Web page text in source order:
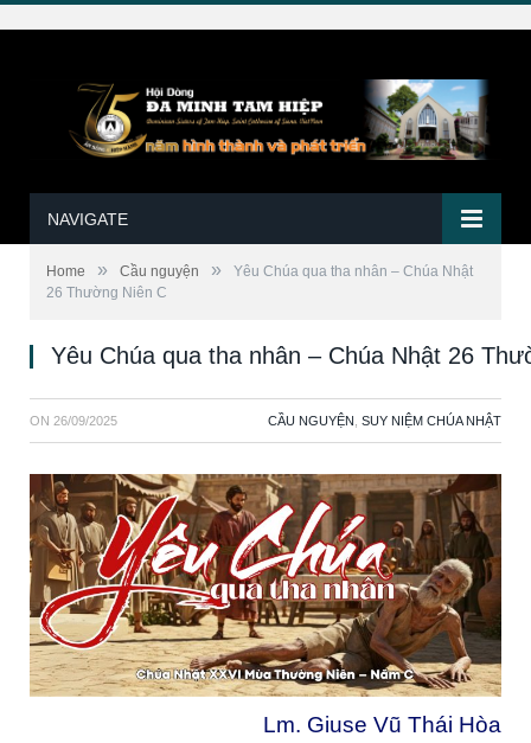
NAVIGATE
Home » Cầu nguyện »
Yêu Chúa qua tha nhân – Chúa Nhật
26 Thường Niên C
Yêu Chúa qua tha nhân – Chúa Nhật 26
ON 26/09/2025 CẦU NGUYỆN SUY NIỆM CHÚA NHẬT
Lm. Giuse Vũ Thái Hòa